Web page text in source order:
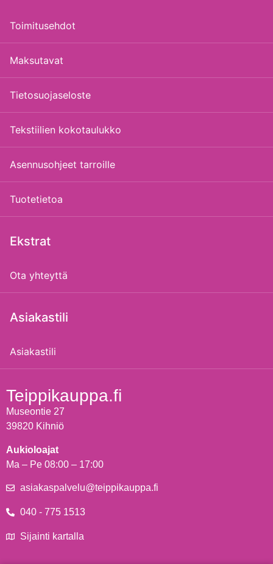
Toimitusehdot
Maksutavat
Tietosuojaseloste
Tekstiilien kokotaulukko
Asennusohjeet tarroille
Tuotetietoa
Ekstrat
Ota yhteyttä
Asiakastili
Asiakastili
Teippikauppa.fi
Museontie 27
39820 Kihniö
Aukioloajat
Ma – Pe 08:00 – 17:00
asiakaspalvelu@teippikauppa.fi
040 - 775 1513
Sijainti kartalla